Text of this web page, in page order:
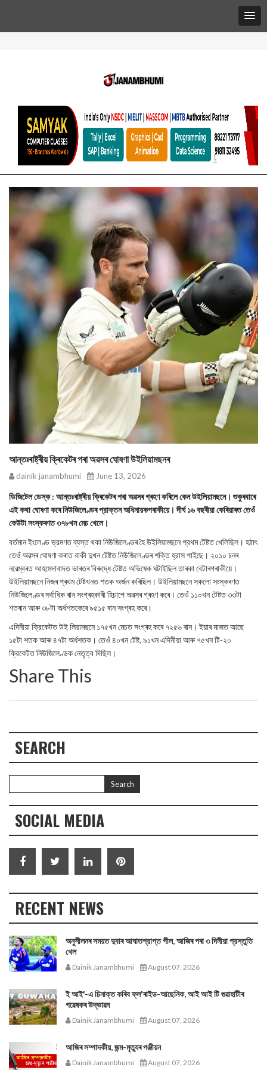
আন্তঃৰাষ্ট্ৰীয় ক্ৰিকেটৰ পৰা অৱসৰ ঘোষণা উইলিয়ামছনৰ
dainik janambhumi June 13, 2026
ডিজিটেল ডেস্ক : আন্তঃৰাষ্ট্ৰীয় ক্ৰিকেটৰ পৰা অৱসৰ গ্ৰহণ কৰিলে কেন উইলিয়ামছনে। শুকুৰবাৰে
এই কথা ঘোষণা কৰে নিউজিলেণ্ডৰ প্রাক্তন অধিনায়কগৰাকীয়ে। দীর্ঘ ১৬ বছৰীয়া কেৰিয়াৰত তেওঁ
কেউটা সংস্কৰণত ৩৭৮খন মেচ খেলে।
বর্তমান ইংলেণ্ড ভ্রমণত ব্যস্ত থকা নিউজিলেণ্ডৰ হৈ উইলিয়ামছনে প্রথম টেষ্টত খেলিছিল। হঠাৎ
তেওঁ অৱসৰ ঘোষণা কৰাত বাকী দুখন টেষ্টত নিউজিলেণ্ডৰ শক্তি হ্রাস পাইছে। ২০১০ চনৰ
নৱেম্বৰত আহমেদাবাদত ভাৰতৰ বিৰুদ্ধে টেষ্টত অভিষেক ঘটাইছিল তাৰকা বেটাৰগৰাকীয়ে।
উইলিয়ামছনে নিজৰ প্ৰথম টেষ্টখনত শতক অৰ্জন কৰিছিল। উইলিয়ামছনে সকলো সংস্কৰণত
নিউজিলেণ্ডৰ সৰ্বাধিক ৰান সংগ্ৰহকাৰী হিচাপে অৱসৰ গ্ৰহণ কৰে। তেওঁ ১১০খন টেষ্টত ৩৩টা
শতৰান আৰু ৩৮টা অর্ধশতকেৰে ৯৫১৫ ৰান সংগ্ৰহ কৰে।
এদিনীয়া ক্রিকেটত উই লিয়ামছনে ১৭৫খন মেচত সংগ্ৰহ কৰে ৭২৫৬ ৰান। ইয়াৰ মাজত আছে
১৫টা শতক আৰু ৪৭টা অর্ধশতক। তেওঁ ৪০খন টেষ্ট, ৯১খন এদিনীয়া আৰু ৭৫খন টি-২০
ক্রিকেটত নিউজিলেণ্ডক নেতৃত্ব দিছিল।
Share This
SEARCH
SOCIAL MEDIA
RECENT NEWS
অনুশীলনৰ সময়ত দুবাৰ আঘাতপ্রাপ্ত গীল, আজিৰ পৰা ৩ দিনীয়া প্রস্তুতি
খেল
Dainik Janambhumi August 07, 2026
ই আই'-এ চিনাক্ত কৰিব ফ্ল'ৰাইড-আছেনিক, আই আই টি গুৱাহাটীৰ
গৱেষকৰ উদ্ভাৱন
Dainik Janambhumi August 07, 2026
আজিৰ সম্পাদকীয়, জন্ম-মৃত্যুৰ পঞ্জীয়ন
Dainik Janambhumi August 07, 2026